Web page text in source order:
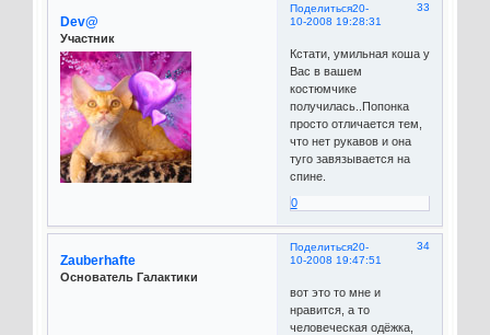
Поделиться 33
20-
10-2008 19:28:31
Dev@
Участник
Кстати, умильная коша у
Вас в вашем
костюмчике
получилась..Попонка
просто отличается тем,
что нет рукавов и она
туго завязывается на
спине.
0
Поделиться 34
20-
10-2008 19:47:51
Zauberhafte
Основатель Галактики
вот это то мне и
нравится, а то
человеческая одёжка,